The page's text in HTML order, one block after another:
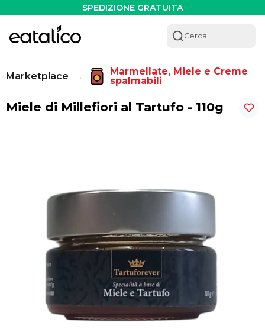
SPEDIZIONE GRATUITA
Cerca
Marketplace →
Marmellate, Miele e Creme
spalmabili
Miele di Millefiori al Tartufo - 110g
Miele di Millefiori al Tartufo - 110g - Eatalico.it